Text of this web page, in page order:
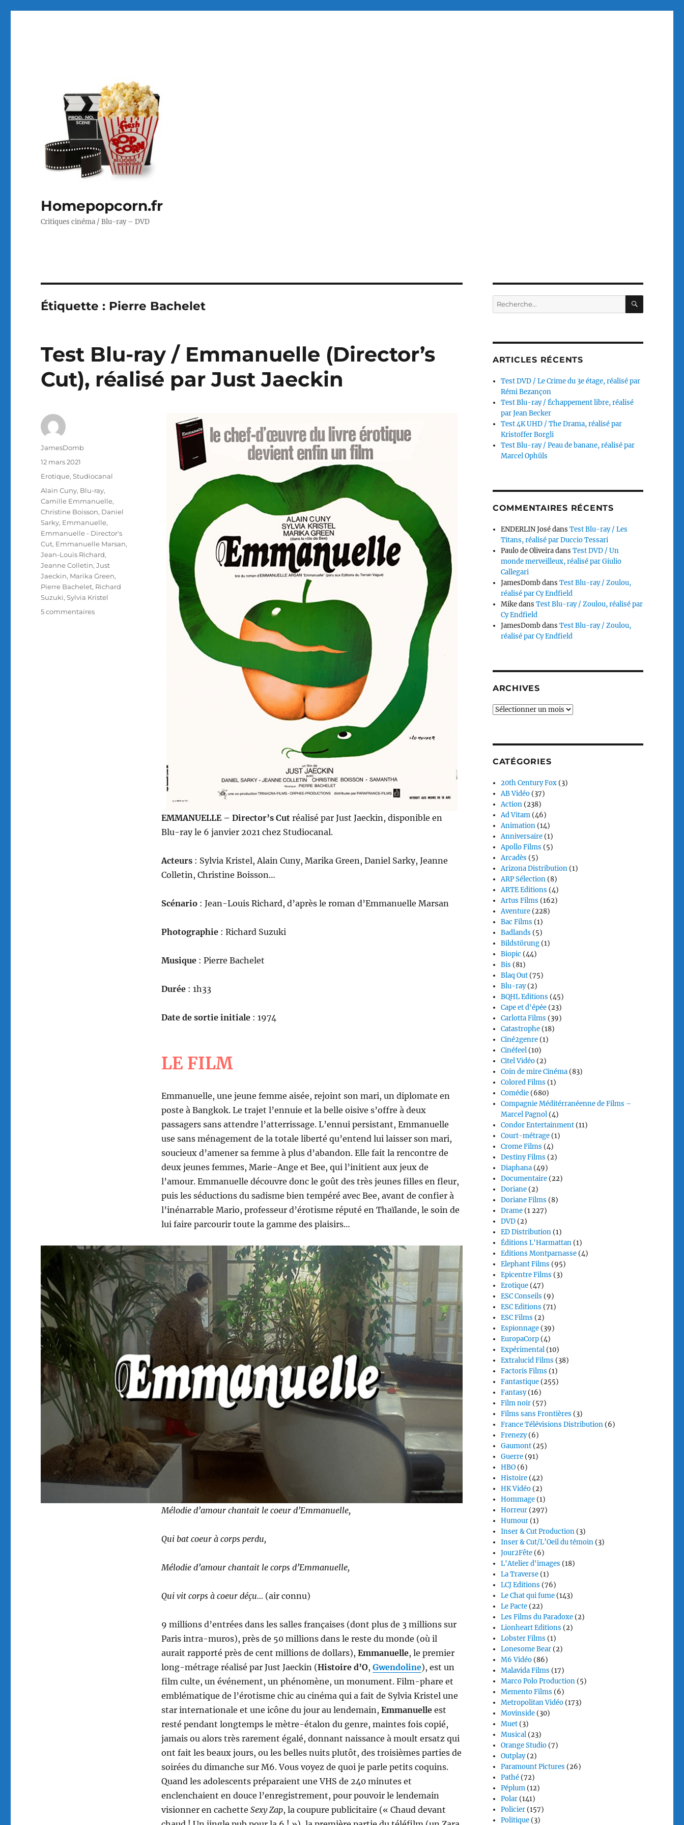
Homepopcorn.fr
Critiques cinéma / Blu-ray – DVD
Étiquette : Pierre Bachelet
Test Blu-ray / Emmanuelle (Director’s
Cut), réalisé par Just Jaeckin
EMMANUELLE – Director’s Cut réalisé par Just Jaeckin, disponible en
Blu-ray le 6 janvier 2021 chez Studiocanal.
Acteurs: Sylvia Kristel, Alain Cuny, Marika Green, Daniel Sarky, Jeanne
Colletin, Christine Boisson…
Scénario : Jean-Louis Richard, d’après le roman d’Emmanuelle Marsan
Photographie: Richard Suzuki
Musique : Pierre Bachelet
Durée: 1h33
Date de sortie initiale: 1974
LE FILM
Emmanuelle, une jeune femme aisée, rejoint son mari, un diplomate en
poste à Bangkok. Le trajet l’ennuie et la belle oisive s’offre à deux
passagers sans attendre l’atterrissage. L’ennui persistant, Emmanuelle
use sans ménagement de la totale liberté qu’entend lui laisser son mari,
soucieux d’amener sa femme à plus d’abandon. Elle fait la rencontre de
deux jeunes femmes, Marie-Ange et Bee, qui l’initient aux jeux de
l’amour. Emmanuelle découvre donc le goût des très jeunes filles en fleur,
puis les séductions du sadisme bien tempéré avec Bee, avant de confier à
l’inénarrable Mario, professeur d’érotisme réputé en Thaïlande, le soin de
lui faire parcourir toute la gamme des plaisirs…
Mélodie d’amour chantait le coeur d’Emmanuelle,
Qui bat coeur à corps perdu,
Mélodie d’amour chantait le corps d’Emmanuelle,
Qui vit corps à coeur déçu… (air connu)
9 millions d’entrées dans les salles françaises (dont plus de 3 millions sur
Paris intra-muros), près de 50 millions dans le reste du monde (où il
aurait rapporté près de cent millions de dollars), Emmanuelle, le premier
long-métrage réalisé par Just Jaeckin (Histoire d’O, Gwendoline), est un
film culte, un événement, un phénomène, un monument. Film-phare et
emblématique de l’érotisme chic au cinéma qui a fait de Sylvia Kristel une
star internationale et une icône du jour au lendemain, Emmanuelleest
resté pendant longtemps le mètre-étalon du genre, maintes fois copié,
jamais ou alors très rarement égalé, donnant naissance à moult ersatz qui
ont fait les beaux jours, ou les belles nuits plutôt, des troisièmes parties de
soirées du dimanche sur M6. Vous voyez de quoi je parle petits coquins.
Quand les adolescents préparaient une VHS de 240 minutes et
enclenchaient en douce l’enregistrement, pour pouvoir le lendemain
visionner en cachette Sexy Zap, la coupure publicitaire (« Chaud devant
Auteur
JamesDomb
Publié
12 mars 2021
Catégories
Erotique,Studiocanal
Étiquettes
Alain Cuny, Blu-ray,
Camille Emmanuelle,
Christine Boisson, Daniel
Sarky, Emmanuelle,
Emmanuelle - Director's
Cut, Emmanuelle Marsan,
Jean-Louis Richard,
Jeanne Colletin,Just
Jaeckin, Marika Green,
Pierre Bachelet, Richard
Suzuki,Sylvia Kristel
5 commentairessur
Recherche
pour :
ARTICLES RÉCENTS
Test DVD / Le Crime du 3e étage, réalisé par
Rémi Bezançon
Test Blu-ray / Échappement libre, réalisé
par Jean Becker
Test 4K UHD / The Drama, réalisé par
Kristoffer Borgli
Test Blu-ray / Peau de banane, réalisé par
Marcel Ophüls
COMMENTAIRES RÉCENTS
ENDERLIN JosédansTest Blu-ray / Les
Titans, réalisé par Duccio Tessari
Paulo de OliveiradansTest DVD / Un
monde merveilleux, réalisé par Giulio
Callegari
JamesDombdansTest Blu-ray / Zoulou,
réalisé par Cy Endfield
MikedansTest Blu-ray / Zoulou, réalisé par
Cy Endfield
JamesDombdansTest Blu-ray / Zoulou,
réalisé par Cy Endfield
ARCHIVES
Archives
CATÉGORIES
20th Century Fox (3)
AB Vidéo (37)
Action (238)
Ad Vitam (46)
Animation (14)
Anniversaire (1)
Apollo Films (5)
Arcadès (5)
Arizona Distribution (1)
ARP Sélection (8)
ARTE Editions (4)
Artus Films (162)
Aventure (228)
Bac Films (1)
Badlands (5)
Bildstörung (1)
Biopic (44)
Bis (81)
Blaq Out (75)
Blu-ray(2)
BQHL Editions (45)
Cape et d'épée (23)
Carlotta Films (39)
Catastrophe (18)
Ciné2genre (1)
Cinéfeel (10)
Citel Vidéo (2)
Coin de mire Cinéma (83)
Colored Films (1)
Comédie (680)
Compagnie Méditérranéenne de Films –
Marcel Pagnol (4)
Condor Entertainment (11)
Court-métrage (1)
Crome Films (4)
Destiny Films (2)
Diaphana (49)
Documentaire (22)
Doriane (2)
Doriane Films (8)
Drame (1 227)
DVD (2)
ED Distribution (1)
Éditions L'Harmattan (1)
Editions Montparnasse (4)
Elephant Films (95)
Epicentre Films (3)
Erotique (47)
ESC Conseils (9)
ESC Editions (71)
ESC Films (2)
Espionnage (39)
EuropaCorp (4)
Expérimental (10)
Extralucid Films (38)
Factoris Films (1)
Fantastique (255)
Fantasy(16)
Film noir (57)
Films sans Frontières (3)
France Télévisions Distribution (6)
Frenezy(6)
Gaumont (25)
Guerre (91)
HBO (6)
Histoire (42)
HK Vidéo (2)
Hommage (1)
Horreur (297)
Humour (1)
Inser & Cut Production (3)
Inser & Cut/L’Oeil du témoin (3)
Jour2Fête (6)
L'Atelier d'images (18)
La Traverse (1)
LCJ Editions (76)
Le Chat qui fume (143)
Le Pacte (22)
Les Films du Paradoxe (2)
Lionheart Editions (2)
Lobster Films (1)
Lonesome Bear (2)
M6 Vidéo (86)
Malavida Films (17)
Marco Polo Production (5)
Memento Films (6)
Metropolitan Vidéo (173)
Movinside (30)
Muet (3)
Musical (23)
Orange Studio (7)
Outplay(2)
Paramount Pictures (26)
Pathé (72)
Péplum (12)
Polar (141)
Policier (157)
Politique (3)